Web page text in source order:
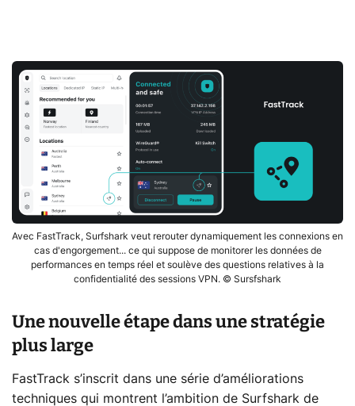
Avec FastTrack, Surfshark veut rerouter dynamiquement les connexions en
cas d'engorgement... ce qui suppose de monitorer les données de
performances en temps réel et soulève des questions relatives à la
confidentialité des sessions VPN. © Sursfshark
Une nouvelle étape dans une stratégie
plus large
FastTrack s’inscrit dans une série d’améliorations
techniques qui montrent l’ambition de Surfshark de